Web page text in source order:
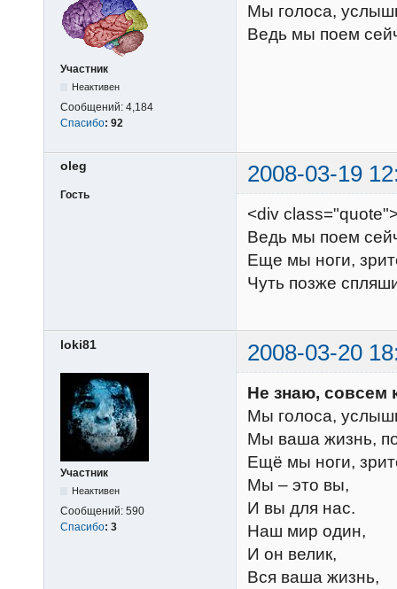
Участник
Неактивен
Сообщений: 4,184
Спасибо: 92
Мы голоса,
Ведь мы поем
oleg 2008-03-19
Гость
<div
Ведь мы поем
Еще мы ноги,
Чуть позже
loki81 2008-03-20
Участник
Неактивен
Сообщений: 590
Спасибо: 3
Не знаю, совсем
Мы голоса,
Мы ваша жизнь,
Ещё мы ноги,
Мы – это вы,
И вы для нас.
Наш мир один,
И он велик,
Вся ваша жизнь,